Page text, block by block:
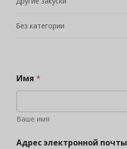
Без категории
Имя *
Ваше имя
Адрес электронной почты